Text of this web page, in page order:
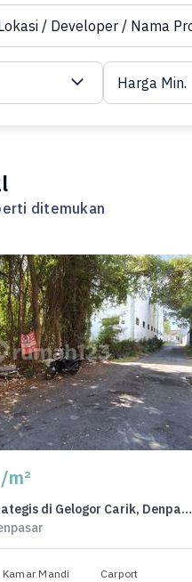
Harga Min.
ditemukan
m²
Promo Tanah Strategis di Gelogor Carik, Denpasar, Harga 2,49 Miliar
Kamar Mandi Carport